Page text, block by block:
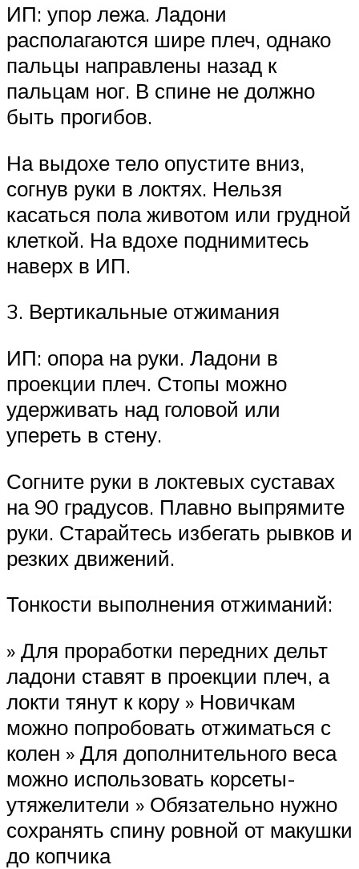
ИП: упор лежа. Ладони
располагаются шире плеч, однако
пальцы направлены назад к
пальцам ног. В спине не должно
быть прогибов.
На выдохе тело опустите вниз,
согнув руки в локтях. Нельзя
касаться пола животом или грудной
клеткой. На вдохе поднимитесь
наверх в ИП.
3. Вертикальные отжимания
ИП: опора на руки. Ладони в
проекции плеч. Стопы можно
удерживать над головой или
упереть в стену.
Согните руки в локтевых суставах
на 90 градусов. Плавно выпрямите
руки. Старайтесь избегать рывков и
резких движений.
Тонкости выполнения отжиманий:
» Для проработки передних дельт
ладони ставят в проекции плеч, а
локти тянут к кору » Новичкам
можно попробовать отжиматься с
колен » Для дополнительного веса
можно использовать корсеты-
утяжелители » Обязательно нужно
сохранять спину ровной от макушки
до копчика